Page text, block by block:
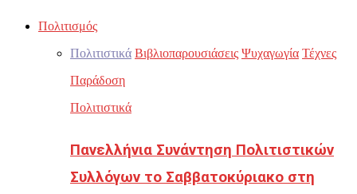
Πολιτισμός
Πολιτιστικά Βιβλιοπαρουσιάσεις Ψυχαγωγία Τέχνες
Παράδοση
Πολιτιστικά
Πανελλήνια Συνάντηση Πολιτιστικών
Συλλόγων το Σαββατοκύριακο στη